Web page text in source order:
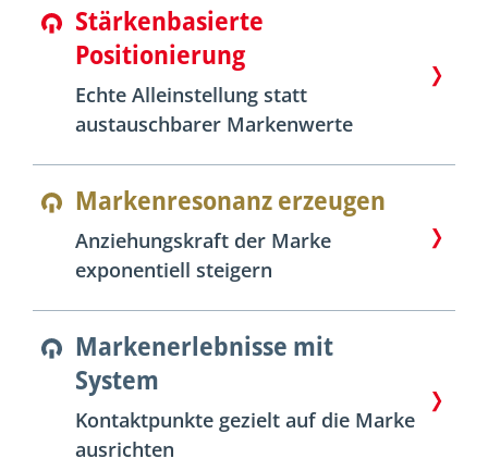
Stärkenbasierte
Positionierung
Echte Alleinstellung statt
austauschbarer Markenwerte
Markenresonanz erzeugen
Anziehungskraft der Marke
exponentiell steigern
Markenerlebnisse mit
System
Kontaktpunkte gezielt auf die Marke
ausrichten